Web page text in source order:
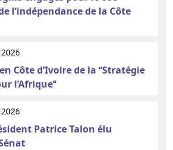
l’indépendance de la Côte
Côte d’Ivoire de la ‘‘Stratégie
l’Afrique’’
Patrice Talon élu